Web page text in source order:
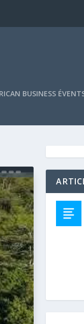
BUSINESS